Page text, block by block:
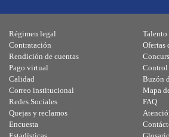
Régimen legal
Contratación
Rendición de cuentas
Pago virtual
Calidad
Talento
Ofertas
Control
Buzón
Correo institucional
Redes Sociales
Quejas y reclamos
Encuesta
Mapa
FAQ